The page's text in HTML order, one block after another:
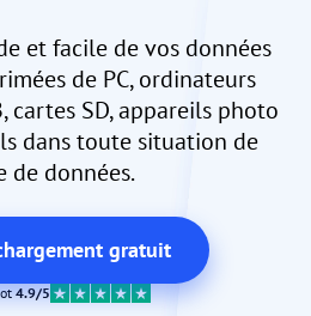
et facile de vos données
de PC, ordinateurs
cartes SD, appareils photo
dans toute situation de
de données.
gratuit
4.9/5